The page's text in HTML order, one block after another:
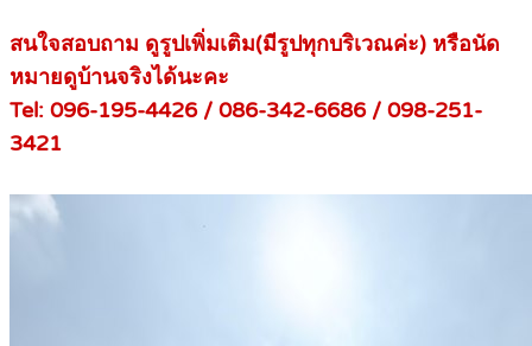
สนใจสอบถาม ดูรูปเพิ่มเติม(มีรูปทุกบริเวณค่ะ) หรือนัด
หมายดูบ้านจริงได้นะคะ
Tel: 096-195-4426 / 086-342-6686 / 098-251-
3421